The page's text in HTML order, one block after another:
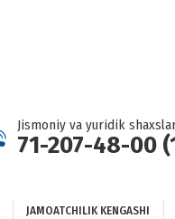
Jismoniy va yuridik
71-207-48-00
JAMOATCHILIK KENGASHI